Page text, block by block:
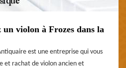
un violon à Frozes dans la
est une entreprise qui vous
et rachat de violon ancien et